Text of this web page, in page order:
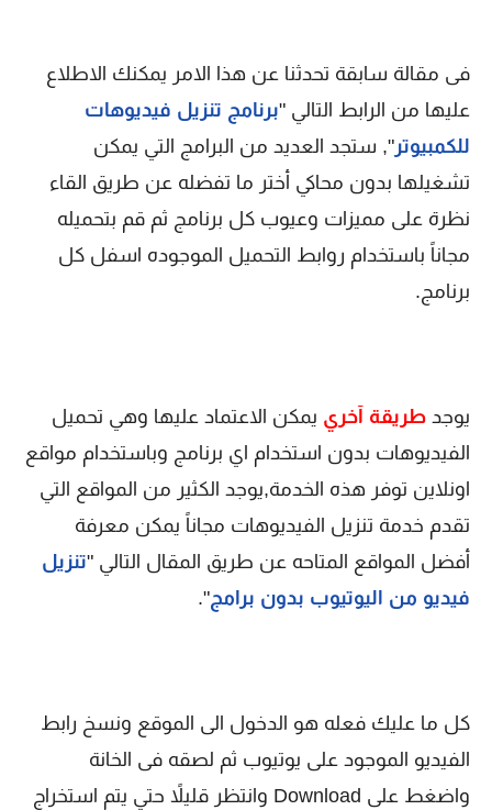
فى مقالة سابقة تحدثنا عن هذا الامر يمكنك الاطلاع
عليها من الرابط التالي "برنامج تنزيل فيديوهات
للكمبيوتر ", ستجد العديد من البرامج التي يمكن
تشغيلها بدون محاكي أختر ما تفضله عن طريق القاء
نظرة على مميزات وعيوب كل برنامج ثم قم بتحميله
مجاناً باستخدام روابط التحميل الموجوده اسفل كل
برنامج.
يوجد طريقة آخري يمكن الاعتماد عليها وهي تحميل
الفيديوهات بدون استخدام اي برنامج وباستخدام مواقع
اونلاين توفر هذه الخدمة,يوجد الكثير من المواقع التي
تقدم خدمة تنزيل الفيديوهات مجاناً يمكن معرفة
أفضل المواقع المتاحه عن طريق المقال التالي "تنزيل
فيديو من اليوتيوب بدون برامج".
كل ما عليك فعله هو الدخول الى الموقع ونسخ رابط
الفيديو الموجود على يوتيوب ثم لصقه فى الخانة
واضغط على Download وانتظر قليلاً حتي يتم استخراج